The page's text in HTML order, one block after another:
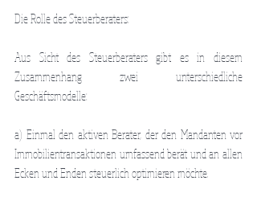
Die Rolle des Steuerberaters:
Aus Sicht des Steuerberaters gibt es in diesem
Zusammenhang zwei unterschiedliche
Geschäftsmodelle:
a) Einmal den aktiven Berater, der den Mandanten vor
Immobilientransaktionen umfassend berät und an allen
Ecken und Enden steuerlich optimieren möchte.